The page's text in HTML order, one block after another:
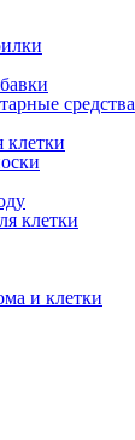
средства
клетки
клетки
и клетки